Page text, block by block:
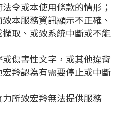
令或本使用條款的情形；
本服務資訊顯示不正確、
取、或致系統中斷或不能
傷害性文字，或其他違背
羚認為有需要停止或中斷
所致宏羚無法提供服務